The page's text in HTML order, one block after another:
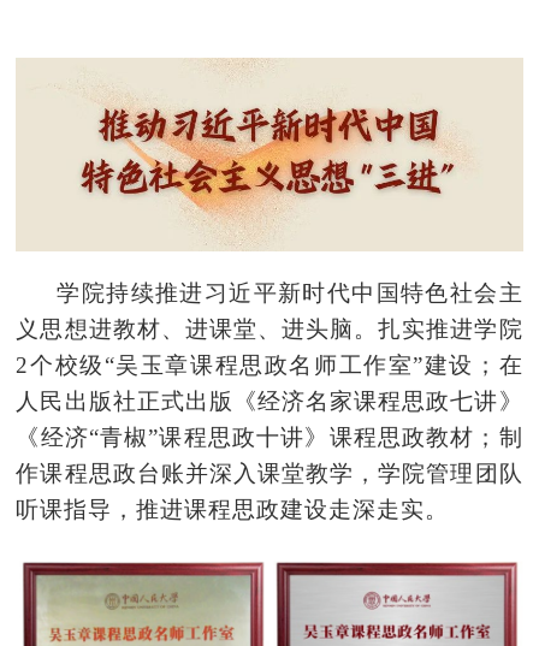
学院持续推进习近平新时代中国特色社会主
义思想进教材、进课堂、进头脑。扎实推进学院
2个校级“吴玉章课程思政名师工作室”建设；在
人民出版社正式出版《经济名家课程思政七讲》
《经济“青椒”课程思政十讲》 课程思政教材 ；制
作课程思政台账并深入课堂教学，学院管理团队
听课指导，推进课程思政建设走深走实。